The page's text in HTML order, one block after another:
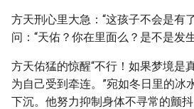
方天刑心里大急：“这孩子不会是有
问：“天佑？你在里面么？是不是发
方天佑猛的惊醒“不行！如果梦境是
为自己受到牵连。”宛如冬日里的冰
下沉。他努力抑制身体不寻常的颤